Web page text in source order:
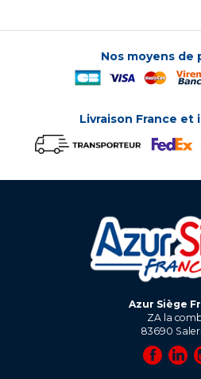
Nos moyens de
Livraison France
Azur Siège
ZA la
83690